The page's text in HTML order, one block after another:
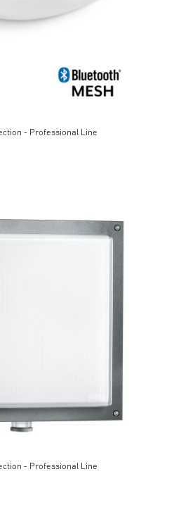
- Professional Line
- Professional Line